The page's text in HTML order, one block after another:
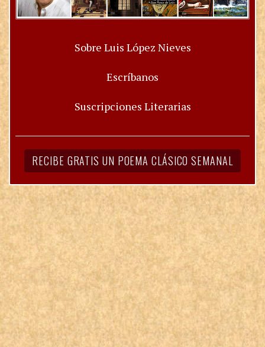
Sobre Luis López Nieves
Escríbanos
Suscripciones Literarias
RECIBE GRATIS UN POEMA CLÁSICO SEMANAL